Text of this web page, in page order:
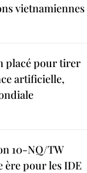
vietnamiennes
placé pour tirer
artificielle,
10-NQ/TW
ère pour les IDE